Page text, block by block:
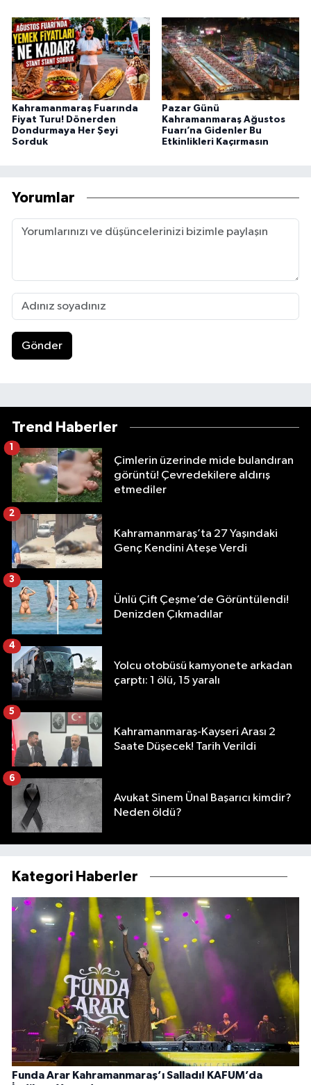
Kahramanmaraş Fuarında
Fiyat Turu! Dönerden
Dondurmaya Her Şeyi
Sorduk
Pazar Günü
Kahramanmaraş Ağustos
Fuarı’na Gidenler Bu
Etkinlikleri Kaçırmasın
Yorumlar
Gönder
Trend Haberler
Çimlerin üzerinde mide bulandıran
görüntü! Çevredekilere aldırış
etmediler
1
Kahramanmaraş’ta 27 Yaşındaki
Genç Kendini Ateşe Verdi
2
Ünlü Çift Çeşme’de Görüntülendi!
Denizden Çıkmadılar
3
Yolcu otobüsü kamyonete arkadan
çarptı: 1 ölü, 15 yaralı
4
Kahramanmaraş-Kayseri Arası 2
Saate Düşecek! Tarih Verildi
5
Avukat Sinem Ünal Başarıcı kimdir?
Neden öldü?
6
Kategori Haberler
Funda Arar Kahramanmaraş’ı Salladı! KAFUM’da